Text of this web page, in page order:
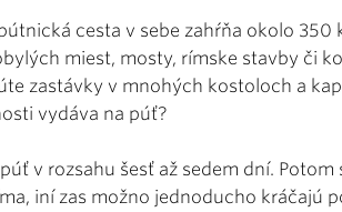
cesta v sebe zahŕňa okolo 350
miest, mosty, rímske stavby či
zastávky v mnohých kostoloch a
vydáva na púť?
v rozsahu šesť až sedem dní. Potom
iní zas možno jednoducho kráčajú